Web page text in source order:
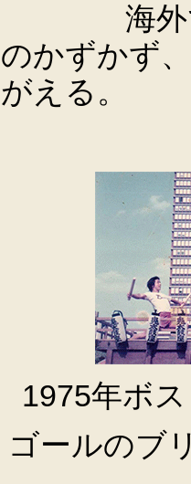
海外で
のかずかず
がえる。
1975年ボ
ゴールのブ